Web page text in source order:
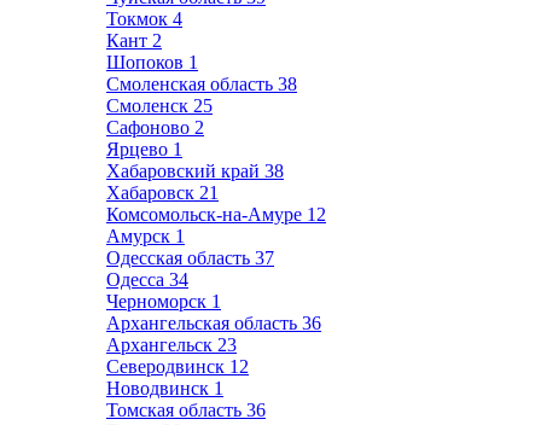
Токмок 4
Кант 2
Шопоков 1
Смоленская область 38
Смоленск 25
Сафоново 2
Ярцево 1
Хабаровский край 38
Хабаровск 21
Комсомольск-на-Амуре 12
Амурск 1
Одесская область 37
Одесса 34
Черноморск 1
Архангельская область 36
Архангельск 23
Северодвинск 12
Новодвинск 1
Томская область 36